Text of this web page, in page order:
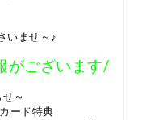
いませ～♪
がございます/
～
ード特典